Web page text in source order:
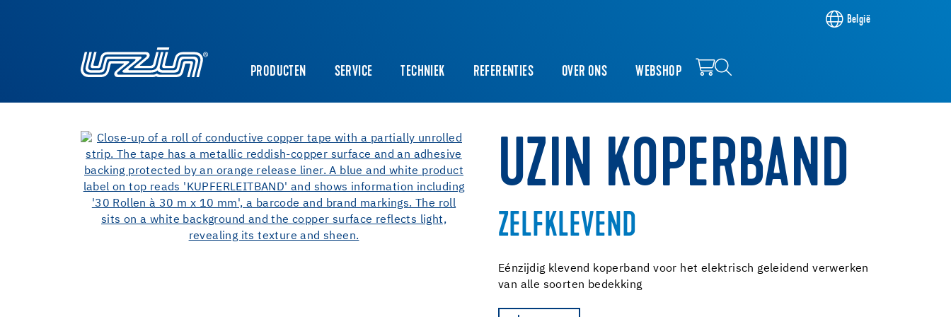
België
PRODUCTEN SERVICE TECHNIEK REFERENTIES OVER ONS WEBSHOP
UZIN KOPERBAND
ZELFKLEVEND
Eénzijdig klevend koperband voor het elektrisch geleidend verwerken
van alle soorten bedekking